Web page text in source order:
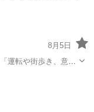
8月5日
運転や街歩き、意外